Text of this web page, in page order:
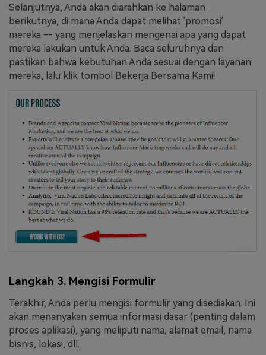
Selanjutnya, Anda akan diarahkan ke halaman
berikutnya, di mana Anda dapat melihat 'promosi'
mereka -- yang menjelaskan mengenai apa yang dapat
mereka lakukan untuk Anda. Baca seluruhnya dan
pastikan bahwa kebutuhan Anda sesuai dengan layanan
mereka, lalu klik tombol Bekerja Bersama Kami!
Langkah 3. Mengisi Formulir
Terakhir, Anda perlu mengisi formulir yang disediakan. Ini
akan menanyakan semua informasi dasar (penting dalam
proses aplikasi), yang meliputi nama, alamat email, nama
bisnis, lokasi, dll.